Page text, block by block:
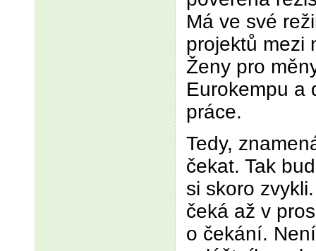
Má ve své
projektů mezi
Ženy pro
Eurokempu a
práce.
Tedy,
čekat. Tak
si skoro
čeká až v
o čekání.